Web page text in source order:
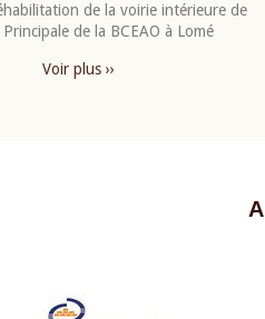
de la voirie intérieure de
Principale de la BCEAO à Lomé
Voir plus ››